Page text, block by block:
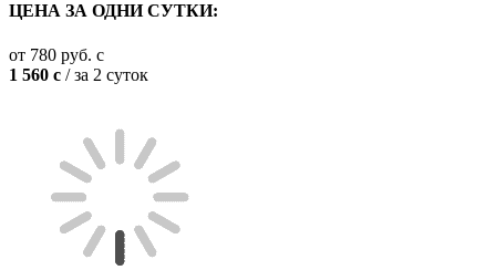
ЦЕНА ЗА ОДНИ СУТКИ:
от 780 руб. c
1 560 c / за 2 суток